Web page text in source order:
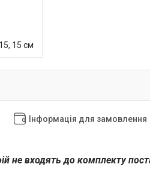
15 см
Інформація для замовлення
не входять до комплекту